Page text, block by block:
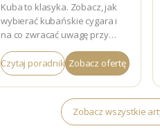
Kuba to klasyka. Zobacz, jak
wybierać kubańskie cygara i
na co zwracać uwagę przy
zakupie.
Czytaj poradnik Zobacz ofertę
Zobacz wszystkie